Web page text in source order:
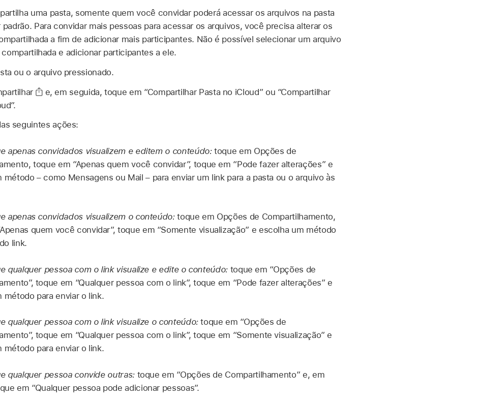
uma pasta, somente quem você convidar poderá acessar os arquivos na pasta
Para convidar mais pessoas para acessar os arquivos, você precisa alterar os
a fim de adicionar mais participantes. Não é possível selecionar um arquivo
e adicionar participantes a ele.
ou o arquivo pressionado.
e, em seguida, toque em “Compartilhar Pasta no iCloud” ou “Compartilhar
seguintes ações:
apenas convidados visualizem e editem o conteúdo:toque em Opções de
toque em “Apenas quem você convidar”, toque em “Pode fazer alterações” e
método – como Mensagens ou Mail – para enviar um link para a pasta ou o arquivo às
apenas convidados visualizem o conteúdo:toque em Opções de Compartilhamento,
quem você convidar”, toque em “Somente visualização” e escolha um método
link.
qualquer pessoa com o link visualize e edite o conteúdo:toque em “Opções de
toque em “Qualquer pessoa com o link”, toque em “Pode fazer alterações” e
método para enviar o link.
qualquer pessoa com o link visualize o conteúdo:toque em “Opções de
toque em “Qualquer pessoa com o link”, toque em “Somente visualização” e
método para enviar o link.
qualquer pessoa convide outras:toque em “Opções de Compartilhamento” e, em
em “Qualquer pessoa pode adicionar pessoas”.